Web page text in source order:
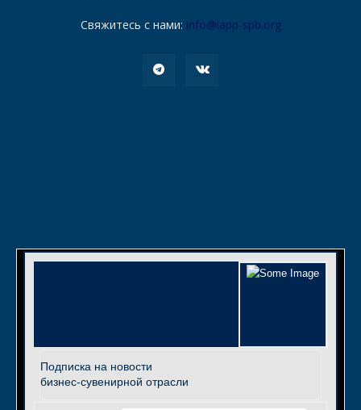
Свяжитесь с нами: info@iapp-spb.org
Подписка на новости
бизнес-сувенирной отрасли